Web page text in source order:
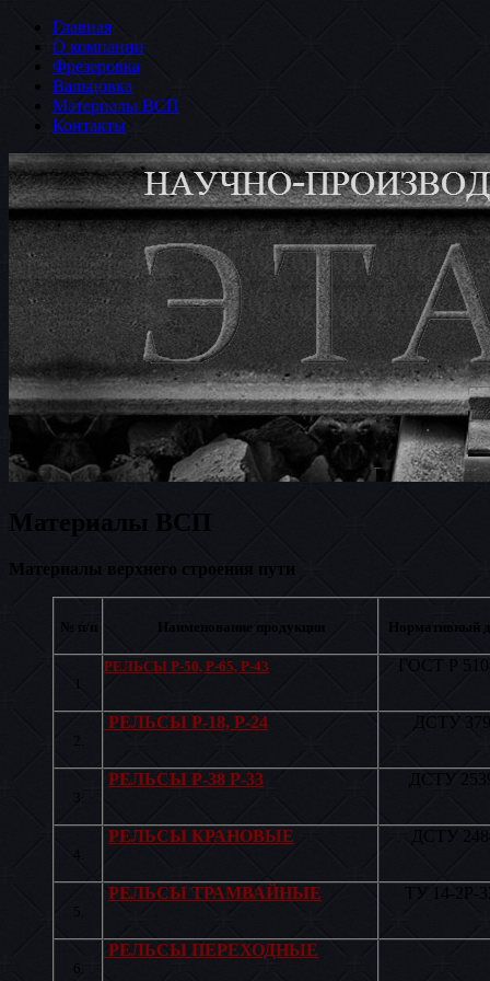
Главная
О компании
Фрезеровка
Вальцовка
Материалы ВСП
Контакты
Материалы ВСП
Материалы верхнего строения пути
№ п/п Наименование продукции Нормативный
1
РЕЛЬСЫ Р-50, Р-65, Р-43 ГОСТ Р
2.
РЕЛЬСЫ Р-18, Р-24 ДСТУ
РЕЛЬСЫ Р-38 Р-33 ДСТУ
4.
РЕЛЬСЫ КРАНОВЫЕ ДСТУ
5.
РЕЛЬСЫ ТРАМВАЙНЫЕ ТУ 14-2Р-
6.
РЕЛЬСЫ ПЕРЕХОДНЫЕ